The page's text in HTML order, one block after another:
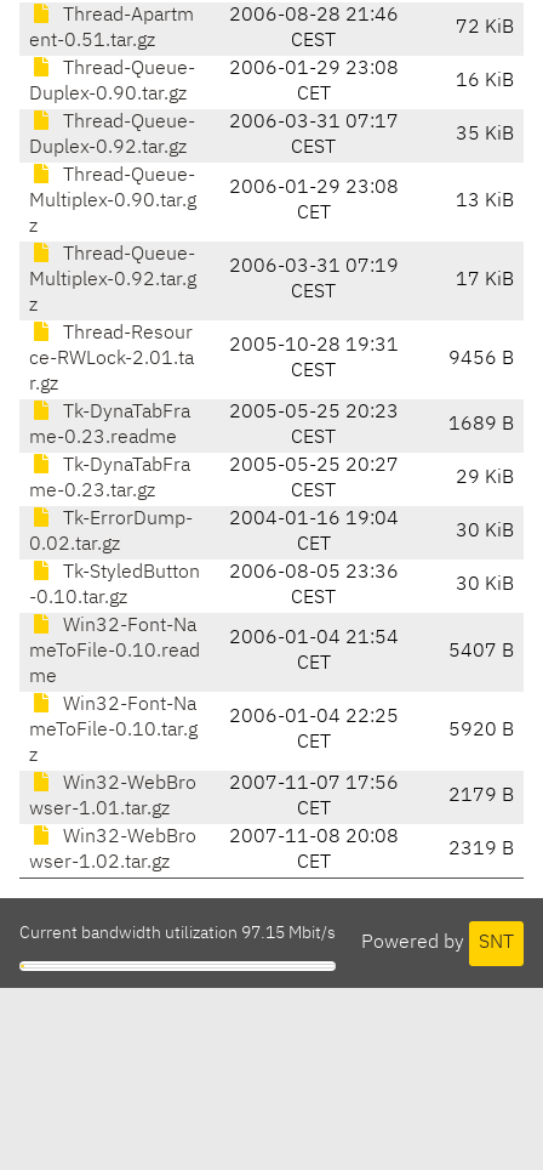
Thread-Apartm
ent-0.51.tar.gz
2006-08-28 21:46
CEST
72 KiB
Thread-Queue-
Duplex-0.90.tar.gz
2006-01-29 23:08
CET
16 KiB
Thread-Queue-
Duplex-0.92.tar.gz
2006-03-31 07:17
CEST
35 KiB
Thread-Queue-
Multiplex-0.90.tar.g
z
2006-01-29 23:08
CET
13 KiB
Thread-Queue-
Multiplex-0.92.tar.g
z
2006-03-31 07:19
CEST
17 KiB
Thread-Resour
ce-RWLock-2.01.ta
r.gz
2005-10-28 19:31
CEST
9456 B
Tk-DynaTabFra
me-0.23.readme
2005-05-25 20:23
CEST
1689 B
Tk-DynaTabFra
me-0.23.tar.gz
2005-05-25 20:27
CEST
29 KiB
Tk-ErrorDump-
0.02.tar.gz
2004-01-16 19:04
CET
30 KiB
Tk-StyledButton
-0.10.tar.gz
2006-08-05 23:36
CEST
30 KiB
Win32-Font-Na
meToFile-0.10.read
me
2006-01-04 21:54
CET
5407 B
Win32-Font-Na
meToFile-0.10.tar.g
z
2006-01-04 22:25
CET
5920 B
Win32-WebBro
wser-1.01.tar.gz
2007-11-07 17:56
CET
2179 B
Win32-WebBro
wser-1.02.tar.gz
2007-11-08 20:08
CET
2319 B
Powered by SNT
Current bandwidth utilization 97.15 Mbit/s